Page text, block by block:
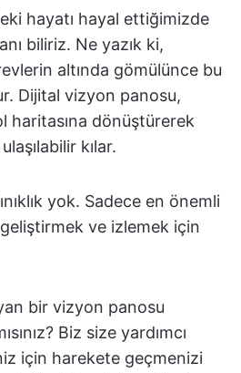
hayatı hayal ettiğimizde
biliriz. Ne yazık ki,
altında gömülünce bu
Dijital vizyon panosu,
haritasına dönüştürerek
kılar.
yok. Sadece en önemli
ve izlemek için
bir vizyon panosu
Biz size yardımcı
için harekete geçmenizi